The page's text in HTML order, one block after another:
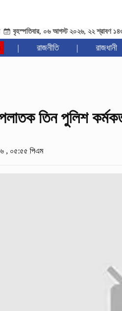
বৃহস্পতিবার, ০৬ আগস্ট ২০২৬, ২২ শ্রাবণ
| রাজনীতি | রাজধানী
তিন পুলিশ
, ০৫:৫৫ পিএম